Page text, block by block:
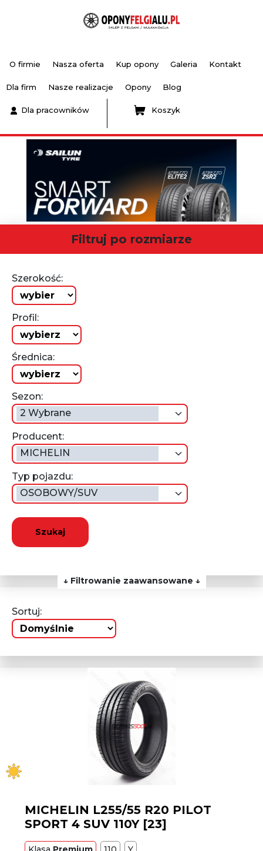
O firmie Nasza oferta Kup opony Galeria Kontakt
Dla firm Nasze realizacje Opony Blog
Dla pracowników Koszyk
Filtruj po rozmiarze
Szerokość:
Profil:
Średnica:
Sezon:
2 Wybrane
Producent:
MICHELIN
Typ pojazdu:
OSOBOWY/SUV
Szukaj
↓ Filtrowanie zaawansowane ↓
Sortuj:
MICHELIN L255/55 R20 PILOT
SPORT 4 SUV 110Y [23]